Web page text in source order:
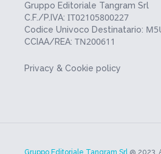
Gruppo Editoriale Tangram Srl
C.F./P.IVA: IT02105800227
Codice Univoco Destinatario:
CCIAA/REA: TN200611
Privacy & Cookie policy
Gruppo Editoriale Tangram Srl @ 2023.